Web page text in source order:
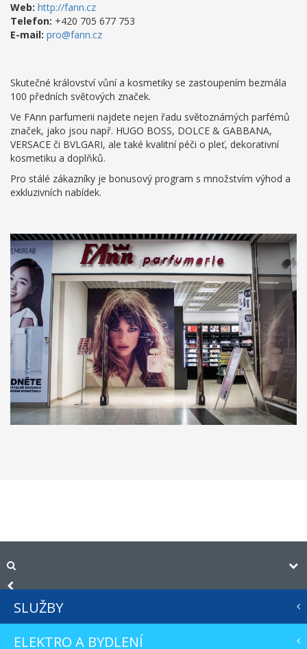
Web: http://fann.cz
Telefon: +420 705 677 753
E-mail: pro@fann.cz
Skutečné království vůní a kosmetiky se zastoupením bezmála
100 předních světových značek.
Ve FAnn parfumerii najdete nejen řadu světoznámých parfémů
značek, jako jsou např. HUGO BOSS, DOLCE & GABBANA,
VERSACE či BVLGARI, ale také kvalitní péči o pleť, dekorativní
kosmetiku a doplňků.
Pro stálé zákazníky je bonusový program s množstvím výhod a
exkluzivních nabídek.
SLUŽBY
ELEKTRO A BYDLENÍ